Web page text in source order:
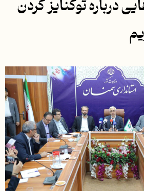
درباره توکنایز کردن